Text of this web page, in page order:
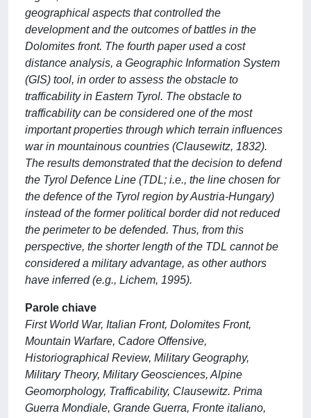
geographical aspects that controlled the
development and the outcomes of battles in the
Dolomites front. The fourth paper used a cost
distance analysis, a Geographic Information System
(GIS) tool, in order to assess the obstacle to
trafficability in Eastern Tyrol. The obstacle to
trafficability can be considered one of the most
important properties through which terrain influences
war in mountainous countries (Clausewitz, 1832).
The results demonstrated that the decision to defend
the Tyrol Defence Line (TDL; i.e., the line chosen for
the defence of the Tyrol region by Austria-Hungary)
instead of the former political border did not reduced
the perimeter to be defended. Thus, from this
perspective, the shorter length of the TDL cannot be
considered a military advantage, as other authors
have inferred (e.g., Lichem, 1995).
Parole chiave
First World War, Italian Front, Dolomites Front,
Mountain Warfare, Cadore Offensive,
Historiographical Review, Military Geography,
Military Theory, Military Geosciences, Alpine
Geomorphology, Trafficability, Clausewitz. Prima
Guerra Mondiale, Grande Guerra, Fronte italiano,